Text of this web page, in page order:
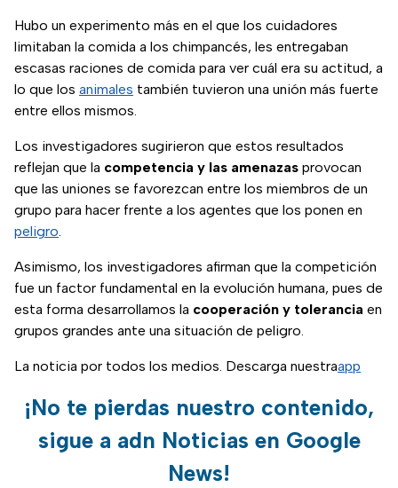
Hubo un experimento más en el que los cuidadores
limitaban la comida a los chimpancés, les entregaban
escasas raciones de comida para ver cuál era su actitud, a
lo que los animales también tuvieron una unión más fuerte
entre ellos mismos.
Los investigadores sugirieron que estos resultados
reflejan que la competencia y las amenazas provocan
que las uniones se favorezcan entre los miembros de un
grupo para hacer frente a los agentes que los ponen en
peligro.
Asimismo, los investigadores afirman que la competición
fue un factor fundamental en la evolución humana, pues de
esta forma desarrollamos la cooperación y tolerancia en
grupos grandes ante una situación de peligro.
La noticia por todos los medios. Descarga nuestraapp
¡No te pierdas nuestro contenido,
sigue a adn Noticias en Google
News!